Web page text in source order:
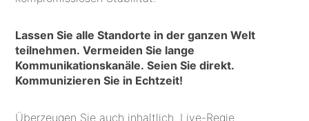
Lassen Sie alle Standorte in der ganzen Welt
teilnehmen. Vermeiden Sie lange
Kommunikationskanäle. Seien Sie direkt.
Kommunizieren Sie in Echtzeit!
Überzeugen Sie auch inhaltlich. Live-Regie